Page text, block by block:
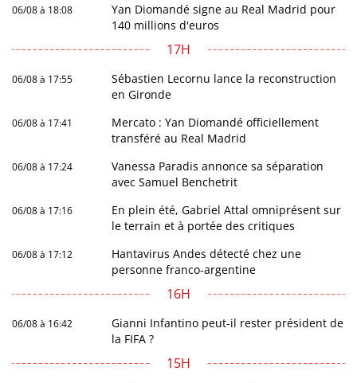
06/08 à 18:08
Yan Diomandé signe au Real Madrid pour
140 millions d'euros
17H
06/08 à 17:55
Sébastien Lecornu lance la reconstruction
en Gironde
06/08 à 17:41
Mercato : Yan Diomandé officiellement
transféré au Real Madrid
06/08 à 17:24
Vanessa Paradis annonce sa séparation
avec Samuel Benchetrit
06/08 à 17:16
En plein été, Gabriel Attal omniprésent sur
le terrain et à portée des critiques
06/08 à 17:12
Hantavirus Andes détecté chez une
personne franco-argentine
16H
06/08 à 16:42
Gianni Infantino peut-il rester président de
la FIFA ?
15H